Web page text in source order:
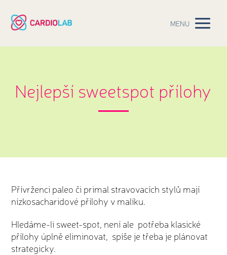
MENU
Nejlepší sweetspot přílohy
Přívrženci paleo či primal stravovacích stylů mají
nízkosacharidové přílohy v malíku.
Hledáme-li sweet-spot, není ale potřeba klasické
přílohy úplně eliminovat, spíše je třeba je plánovat
strategicky.